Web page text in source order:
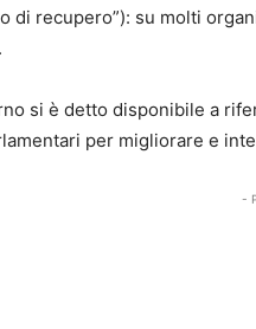
di recupero”): su molti
si è detto disponibile a
per migliorare e
-